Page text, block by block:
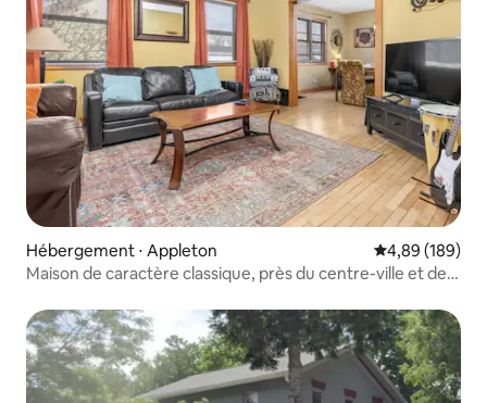
Hébergement ⋅ Appleton Évaluation
4,89 (189)
Maison de caractère classique, près du centre-ville et de